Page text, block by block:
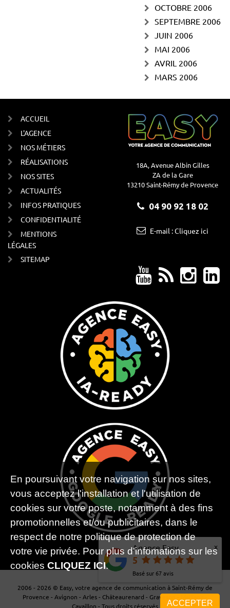
OCTOBRE 2006
SEPTEMBRE 2006
JUIN 2006
MAI 2006
AVRIL 2006
MARS 2006
ACCUEIL
L'AGENCE
NOS MÉTIERS
RÉALISATIONS
NOS SITES
ACTUALITÉS
INFOS PRATIQUES
CONFIDENTIALITÉ
MENTIONS
LÉGALES
SITEMAP
18A, Avenue Albin Gilles
ZA de la Gare
13210 Saint-Rémy de Provence
04 90 92 18 02
E-mail : Cliquez ici
2006 - 2026 © Easy, votre agence de communication à Saint-Rémy de
Provence - Avignon - Arles - Châteaurenard - Graveson - Maillane -
Cavaillon - Tous droits réservés
Agence Easy
5
Basé sur 67avis
x
En poursuivant votre navigation sur nos sites,
vous acceptez l'installation et l'utilisation de
cookies sur votre poste, notamment à des fins
promotionnelles et/ou publicitaires, dans le
respect de notre politique de protection de
votre vie privée. Pour plus d'infomations sur les
cookies CLIQUEZ ICI.
ACCEPTER